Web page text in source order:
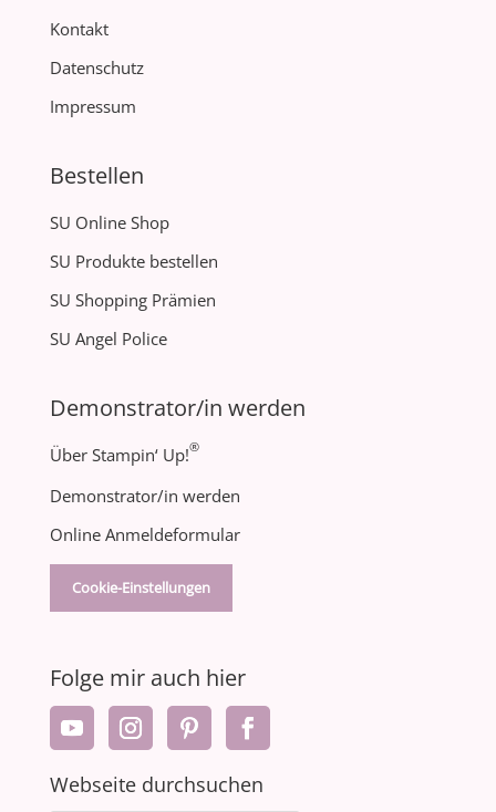
Kontakt
Datenschutz
Impressum
Bestellen
SU Online Shop
SU Produkte bestellen
SU Shopping Prämien
SU Angel Police
Demonstrator/in werden
Über Stampin‘ Up!®
Demonstrator/in werden
Online Anmeldeformular
Cookie-Einstellungen
Folge mir auch hier
Webseite durchsuchen